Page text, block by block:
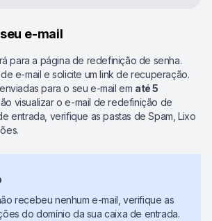
e-mail
para a página de redefinição de senha.
e-mail e solicite um link de recuperação.
para o seu e-mail em até 5
visualizar o e-mail de redefinição de
entrada, verifique as pastas de Spam, Lixo
recebeu nenhum e-mail, verifique as
do domínio da sua caixa de entrada.